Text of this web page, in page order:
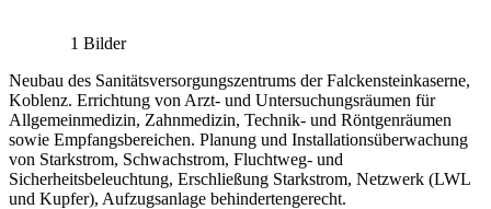
1 Bilder
Neubau des Sanitätsversorgungszentrums der Falckensteinkaserne,
Koblenz. Errichtung von Arzt- und Untersuchungsräumen für
Allgemeinmedizin, Zahnmedizin, Technik- und Röntgenräumen
sowie Empfangsbereichen. Planung und Installationsüberwachung
von Starkstrom, Schwachstrom, Fluchtweg- und
Sicherheitsbeleuchtung, Erschließung Starkstrom, Netzwerk (LWL
und Kupfer), Aufzugsanlage behindertengerecht.